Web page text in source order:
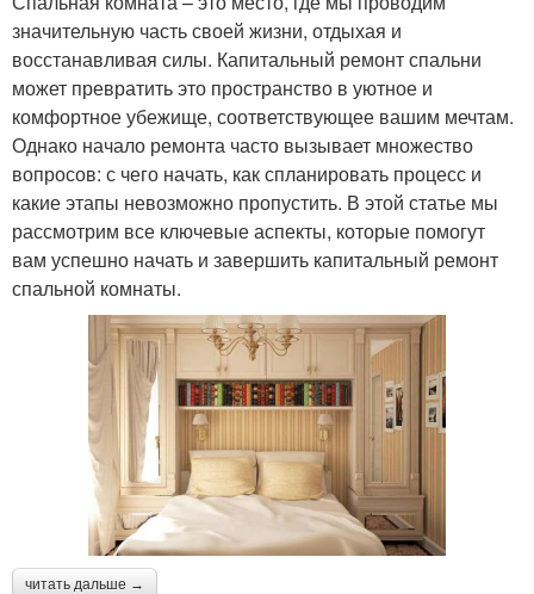
значительную часть своей жизни, отдыхая и
восстанавливая силы. Капитальный ремонт спальни
может превратить это пространство в уютное и
комфортное убежище, соответствующее вашим мечтам.
Однако начало ремонта часто вызывает множество
вопросов: с чего начать, как спланировать процесс и
какие этапы невозможно пропустить. В этой статье мы
рассмотрим все ключевые аспекты, которые помогут
вам успешно начать и завершить капитальный ремонт
спальной комнаты.
читать дальше →